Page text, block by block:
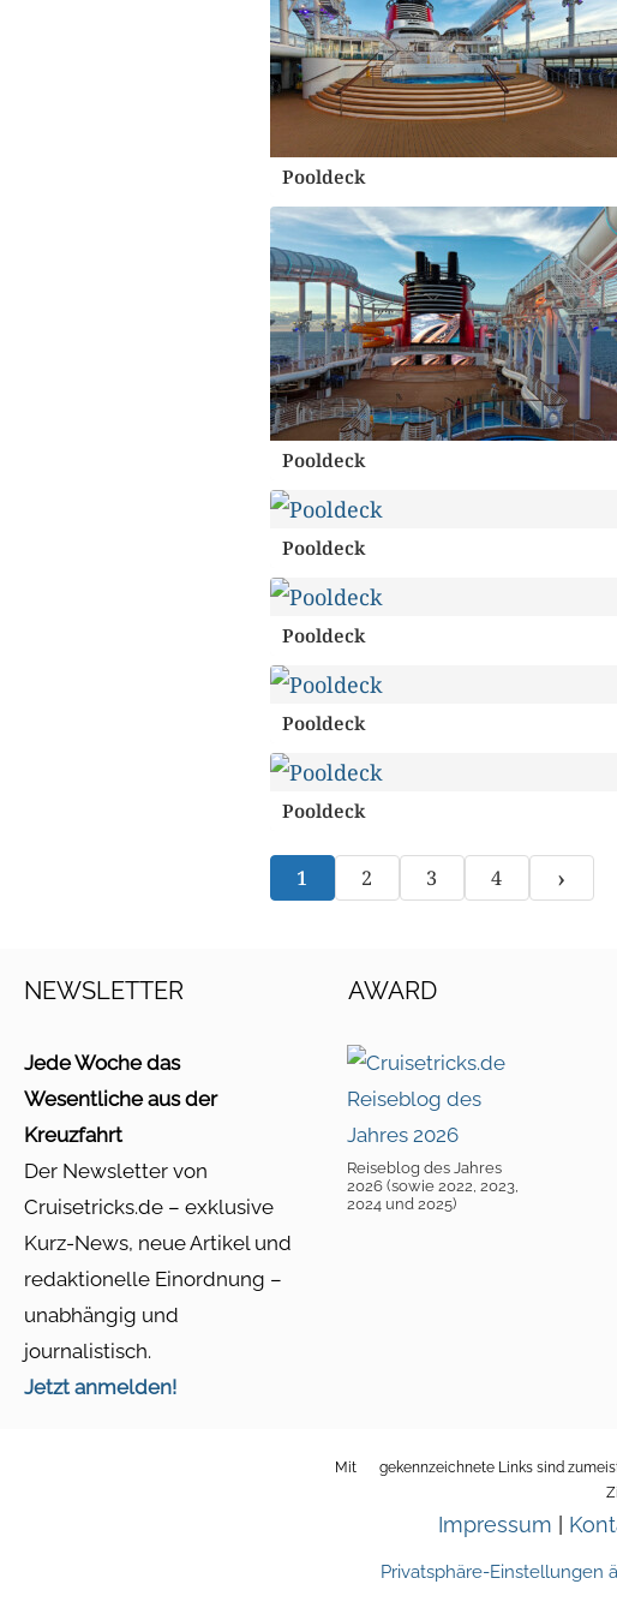
Pooldeck
Pooldeck
Pooldeck
Pooldeck
Pooldeck
Pooldeck
1 2 3 4 ›
NEWSLETTER
Jede Woche das
Wesentliche aus der
Kreuzfahrt
Der Newsletter von
Cruisetricks.de – exklusive
Kurz-News, neue Artikel und
redaktionelle Einordnung –
unabhängig und
journalistisch.
Jetzt anmelden!
AWARD
Reiseblog des Jahres
2026 (sowie 2022, 2023,
2024 und 2025)
Mit gekennzeichnete Links sind
Impressum
Privatsphäre-Einstellungen